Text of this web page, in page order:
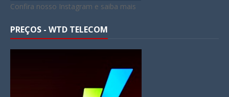
Confira nosso Instagram e saiba mais
PREÇOS - WTD TELECOM